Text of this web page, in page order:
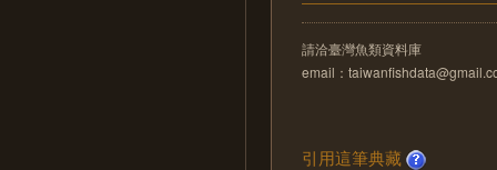
請洽臺灣魚類資料庫
email：
引用這筆典藏